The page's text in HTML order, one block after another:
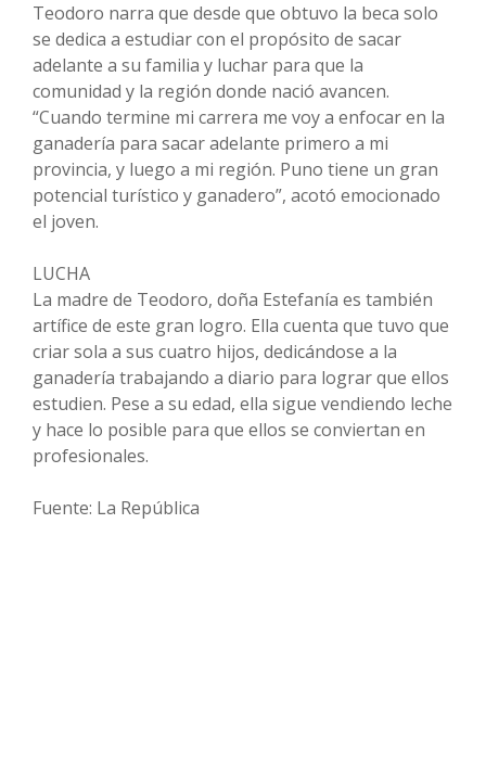
Teodoro narra que desde que obtuvo la beca solo
se dedica a estudiar con el propósito de sacar
adelante a su familia y luchar para que la
comunidad y la región donde nació avancen.
“Cuando termine mi carrera me voy a enfocar en la
ganadería para sacar adelante primero a mi
provincia, y luego a mi región. Puno tiene un gran
potencial turístico y ganadero”, acotó emocionado
el joven.
LUCHA
La madre de Teodoro, doña Estefanía es también
artífice de este gran logro. Ella cuenta que tuvo que
criar sola a sus cuatro hijos, dedicándose a la
ganadería trabajando a diario para lograr que ellos
estudien. Pese a su edad, ella sigue vendiendo leche
y hace lo posible para que ellos se conviertan en
profesionales.
Fuente: La República